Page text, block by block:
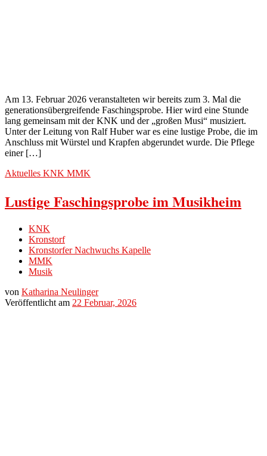
Am 13. Februar 2026 veranstalteten wir bereits zum 3. Mal die
generationsübergreifende Faschingsprobe. Hier wird eine Stunde
lang gemeinsam mit der KNK und der „großen Musi“ musiziert.
Unter der Leitung von Ralf Huber war es eine lustige Probe, die im
Anschluss mit Würstel und Krapfen abgerundet wurde. Die Pflege
einer […]
Aktuelles KNK MMK
Lustige Faschingsprobe im Musikheim
KNK
Kronstorf
Kronstorfer Nachwuchs Kapelle
MMK
Musik
von Katharina Neulinger
Veröffentlicht am 22 Februar, 2026